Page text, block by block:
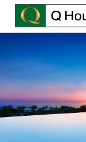
บ้านเดี่ยว
ทาวน์โฮม
คอนโดมิเนียม
ไทย
EN